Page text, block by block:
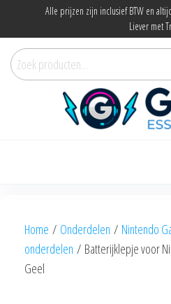
inhoud
Alle prijzen zijn inclusief BTW en
Liever met
Zoeken
naar:
Home / Onderdelen / Nintendo
onderdelen / Batterijklepje voor
Geel